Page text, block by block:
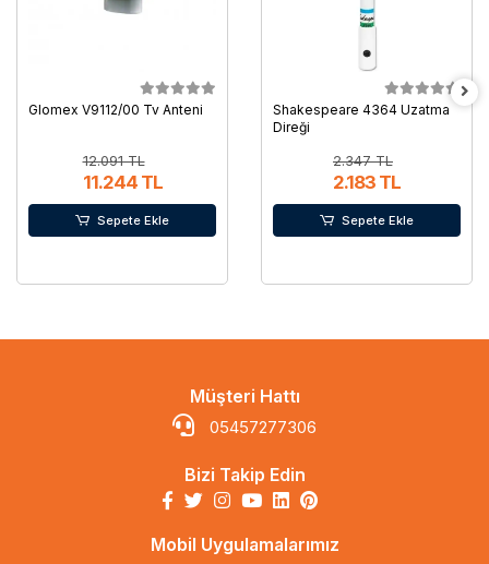
Glomex V9112/00 Tv Anteni
12.091 TL
11.244 TL
Sepete Ekle
Shakespeare 4364 Uzatma
Direği
2.347 TL
2.183 TL
Sepete Ekle
Müşteri Hattı
05457277306
Bizi Takip Edin
Mobil Uygulamalarımız